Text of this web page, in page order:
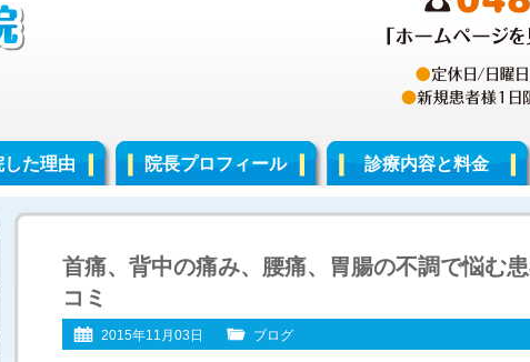
た理由 院長プロフィール 診療内容と料金
首痛、背中の痛み、腰痛、胃腸の不調で悩む
コミ
2015年11月03日 ブログ